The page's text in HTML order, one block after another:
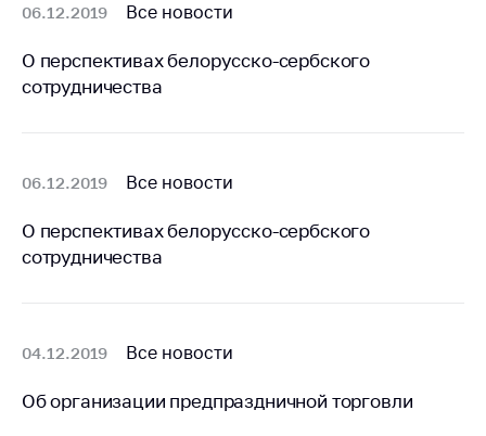
Официальные
геральдические
символы
Ценовая политика
Антимонопольное
регулирование и
конкуренция
Регулирование и
Защита прав
06.12.2019 Все новости
О перспективах белорусско-сербского
сотрудничества
06.12.2019 Все новости
О перспективах белорусско-сербского
сотрудничества
04.12.2019 Все новости
Об организации предпраздничной торговли